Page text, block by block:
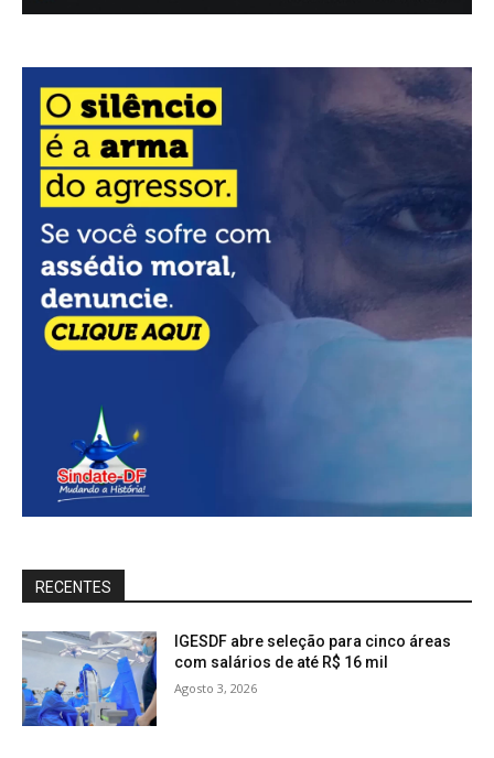
RECENTES
IGESDF abre seleção para cinco áreas
com salários de até R$ 16 mil
Agosto 3, 2026